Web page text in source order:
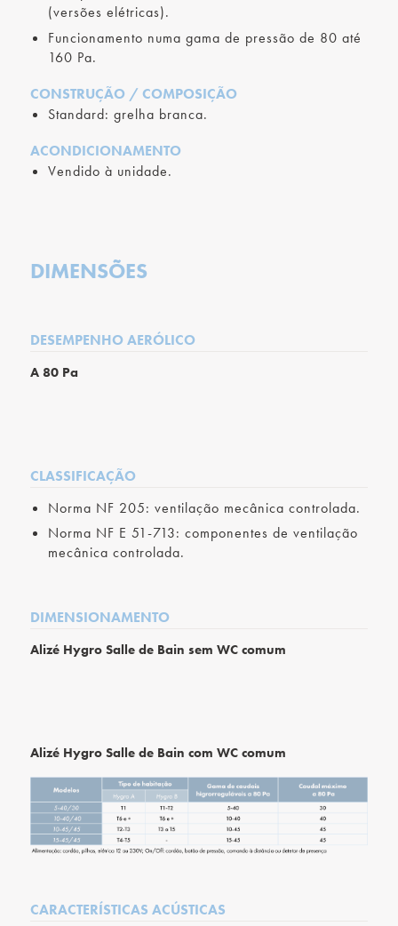
(versões elétricas).
Funcionamento numa gama de pressão de 80 até
160 Pa.
CONSTRUÇÃO / COMPOSIÇÃO
Standard: grelha branca.
ACONDICIONAMENTO
Vendido à unidade.
DIMENSÕES
DESEMPENHO AERÓLICO
A 80 Pa
CLASSIFICAÇÃO
Norma NF 205: ventilação mecânica controlada.
Norma NF E 51-713: componentes de ventilação
mecânica controlada.
DIMENSIONAMENTO
Alizé Hygro Salle de Bain sem WC comum
Alizé Hygro Salle de Bain com WC comum
CARACTERÍSTICAS ACÚSTICAS